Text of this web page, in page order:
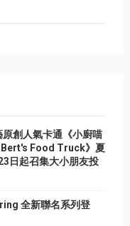
原創人氣卡通《小廚喵
Food Truck》夏
日起召集大小朋友投
全新聯名系列登